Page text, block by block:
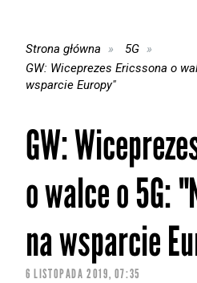
Strona główna
5G
GW: Wiceprezes Ericssona o
wsparcie Europy"
GW:
o walce o 5G:
na wsparcie
6 LISTOPADA 2019, 07:35